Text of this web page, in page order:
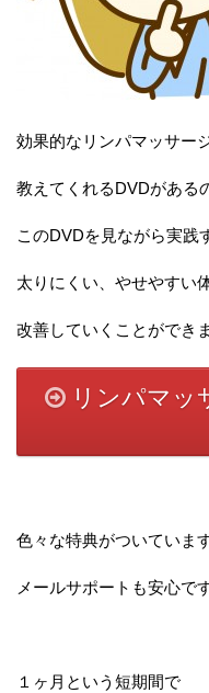
効果的なリンパマッサー
教えてくれるDVDがある
このDVDを見ながら実践
太りにくい、やせやすい
改善していくことができま
リンパマッ
色々な特典がついています
メールサポートも安心です
１ヶ月という短期間で